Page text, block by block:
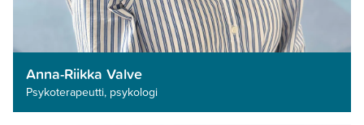
Anna-Riikka Valve
Psykoterapeutti, psykologi